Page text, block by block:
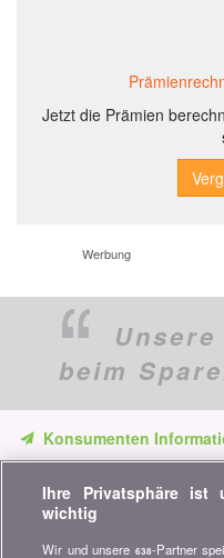
Jetzt die Prämien
Werbung
beim
Konsumenten
unsere Vergleiche,
Versicherung, Finanzen,
Ihre Privatsphäre ist
wichtig
Wir und unsere 638-Partner